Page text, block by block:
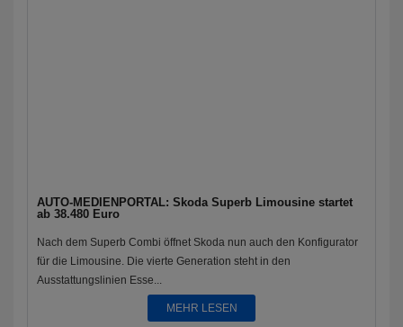
AUTO-MEDIENPORTAL: Skoda Superb Limousine startet
ab 38.480 Euro
Nach dem Superb Combi öffnet Skoda nun auch den Konfigurator
für die Limousine. Die vierte Generation steht in den
Ausstattungslinien Esse...
MEHR LESEN